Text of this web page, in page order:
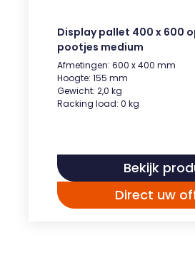
Display pallet 400 x 600
pootjes medium
Afmetingen: 600 x 400 mm
Hoogte: 155 mm
Gewicht: 2,0 kg
Racking load: 0 kg
Bekijk
Direct uw